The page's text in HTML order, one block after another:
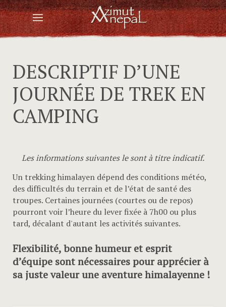
DESCRIPTIF D’UNE
JOURNÉE DE TREK EN
CAMPING
Les informations suivantes le sont à titre indicatif.
Un trekking himalayen dépend des conditions météo,
des difficultés du terrain et de l’état de santé des
troupes. Certaines journées (courtes ou de repos)
pourront voir l’heure du lever fixée à 7h00 ou plus
tard, décalant d'autant les activités suivantes.
Flexibilité, bonne humeur et esprit
d’équipe sont nécessaires pour apprécier à
sa juste valeur une aventure himalayenne !